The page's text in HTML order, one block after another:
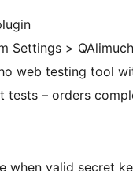
Settings >
web testing tool
tests – orders
when valid secret